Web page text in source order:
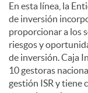
En esta línea, la
de inversión
proporcionar a los
riesgos y
de inversión. Caja
10 gestoras
gestión ISR y tiene